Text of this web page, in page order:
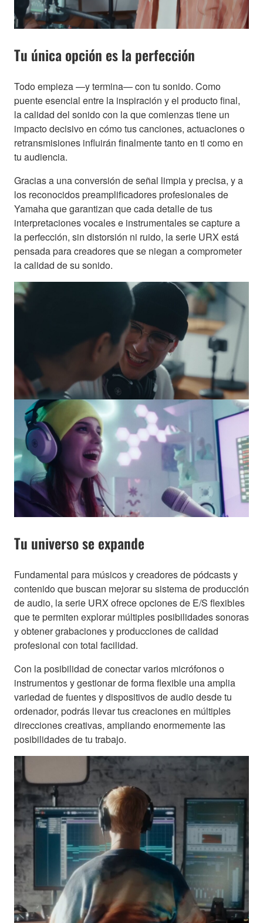
Tu única opción es la perfección
Todo empieza —y termina— con tu sonido. Como
puente esencial entre la inspiración y el producto final,
la calidad del sonido con la que comienzas tiene un
impacto decisivo en cómo tus canciones, actuaciones o
retransmisiones influirán finalmente tanto en ti como en
tu audiencia.
Gracias a una conversión de señal limpia y precisa, y a
los reconocidos preamplificadores profesionales de
Yamaha que garantizan que cada detalle de tus
interpretaciones vocales e instrumentales se capture a
la perfección, sin distorsión ni ruido, la serie URX está
pensada para creadores que se niegan a comprometer
la calidad de su sonido.
Tu universo se expande
Fundamental para músicos y creadores de pódcasts y
contenido que buscan mejorar su sistema de producción
de audio, la serie URX ofrece opciones de E/S flexibles
que te permiten explorar múltiples posibilidades sonoras
y obtener grabaciones y producciones de calidad
profesional con total facilidad.
Con la posibilidad de conectar varios micrófonos o
instrumentos y gestionar de forma flexible una amplia
variedad de fuentes y dispositivos de audio desde tu
ordenador, podrás llevar tus creaciones en múltiples
direcciones creativas, ampliando enormemente las
posibilidades de tu trabajo.